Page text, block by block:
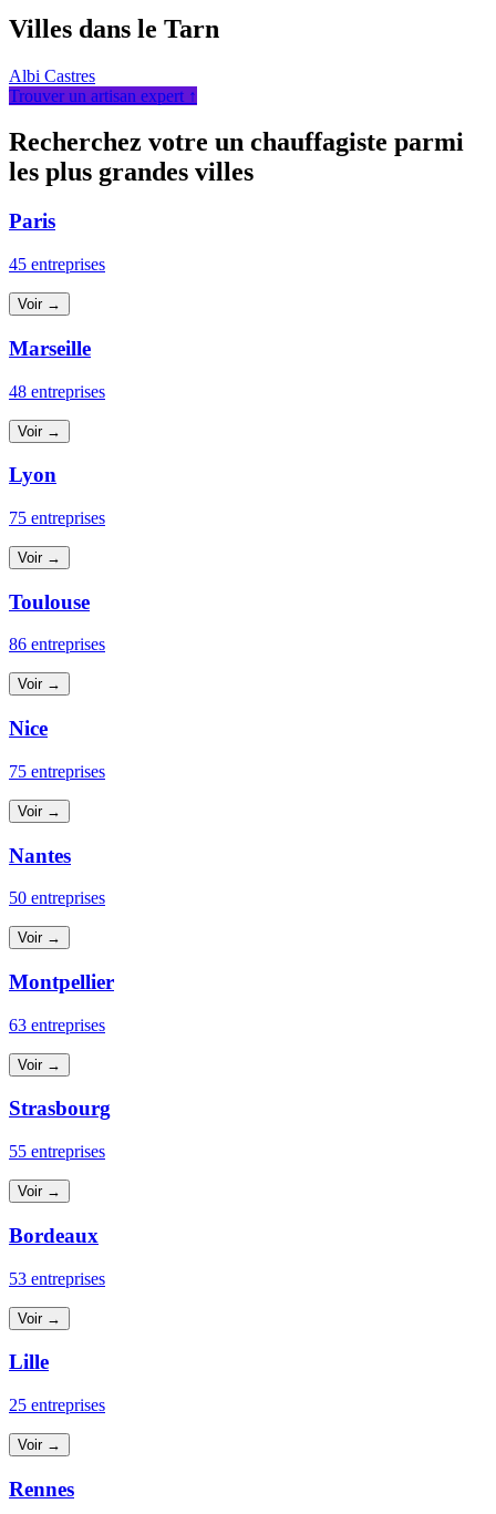
Villes dans le Tarn
Albi Castres
Trouver un artisan expert ↑
Recherchez votre un chauffagiste parmi
les plus grandes villes
Paris
45 entreprises
Voir →
Marseille
48 entreprises
Voir →
Lyon
75 entreprises
Voir →
Toulouse
86 entreprises
Voir →
Nice
75 entreprises
Voir →
Nantes
50 entreprises
Voir →
Montpellier
63 entreprises
Voir →
Strasbourg
55 entreprises
Voir →
Bordeaux
53 entreprises
Voir →
Lille
25 entreprises
Voir →
Rennes